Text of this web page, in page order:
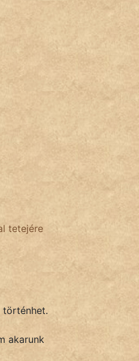
tetejére
történhet.
akarunk